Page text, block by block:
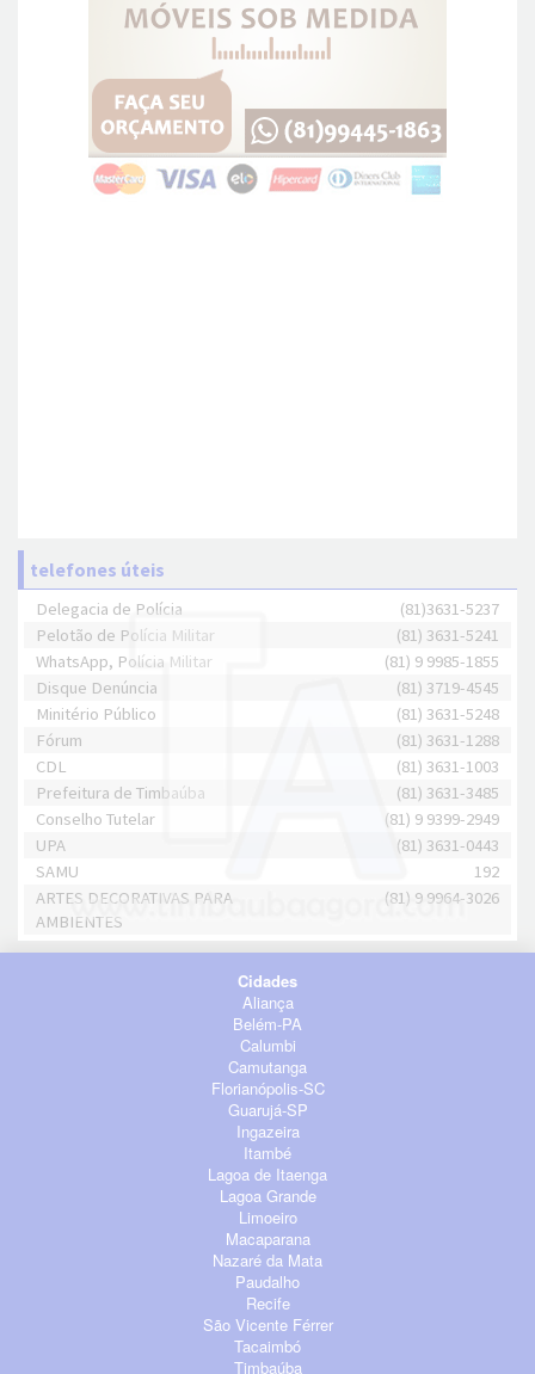
telefones úteis
Delegacia de Polícia
(81)3631-5237
Pelotão de Polícia Militar
(81) 3631-5241
WhatsApp, Polícia Militar
(81) 9 9985-1855
Disque Denúncia
(81) 3719-4545
Minitério Público
(81) 3631-5248
Fórum
(81) 3631-1288
CDL
(81) 3631-1003
Prefeitura de Timbaúba
(81) 3631-3485
Conselho Tutelar
(81) 9 9399-2949
UPA
(81) 3631-0443
SAMU
192
ARTES DECORATIVAS PARA
AMBIENTES
(81) 9 9964-3026
Cidades
Aliança
Belém-PA
Calumbi
Camutanga
Florianópolis-SC
Guarujá-SP
Ingazeira
Itambé
Lagoa de Itaenga
Lagoa Grande
Limoeiro
Macaparana
Nazaré da Mata
Paudalho
Recife
São Vicente Férrer
Tacaimbó
Timbaúba